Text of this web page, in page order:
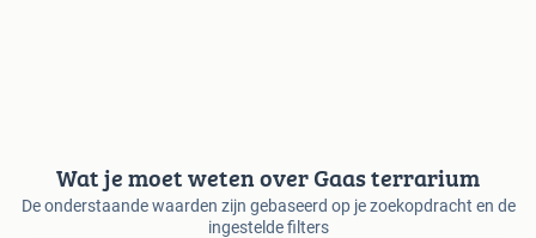
Wat je moet weten over Gaas terrarium
De onderstaande waarden zijn gebaseerd op je zoekopdracht en de
ingestelde filters